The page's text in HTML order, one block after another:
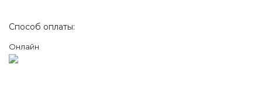
Способ оплаты:
Онлайн